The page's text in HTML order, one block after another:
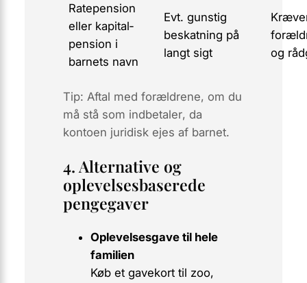
Ratepension
eller kapital­
pension i
barnets navn
Evt. gunstig
beskatning på
langt sigt
og
Tip: Aftal med forældrene, om du
må stå som indbetaler, da
kontoen juridisk ejes af barnet.
4. Alternative og
oplevelsesbaserede
pengegaver
Oplevelsesgave til hele
familien
Køb et gavekort til zoo,